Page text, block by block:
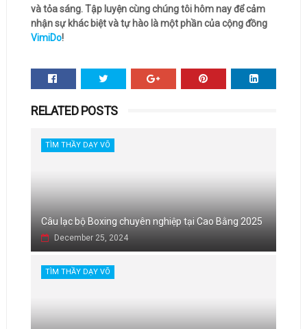
và tỏa sáng. Tập luyện cùng chúng tôi hôm nay để cảm
nhận sự khác biệt và tự hào là một phần của cộng đồng
VimiDo!
RELATED POSTS
TÌM THẦY DẠY VÕ
Câu lạc bộ Boxing chuyên nghiệp tại Cao Bằng 2025
December 25, 2024
TÌM THẦY DẠY VÕ